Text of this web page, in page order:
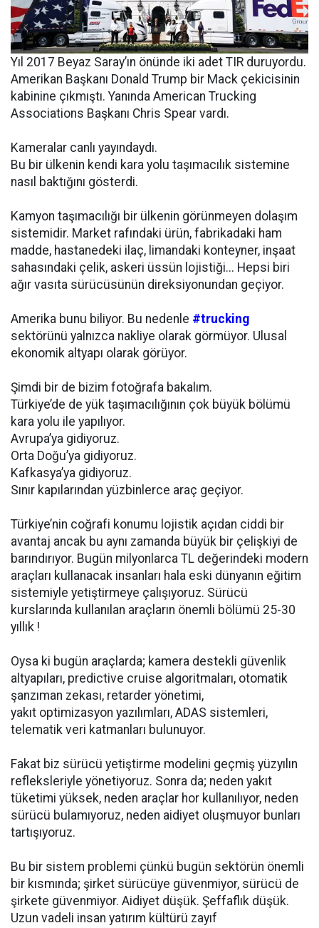
Yıl 2017 Beyaz Saray’ın önünde iki adet TIR duruyordu.
Amerikan Başkanı Donald Trump bir Mack çekicisinin
kabinine çıkmıştı. Yanında American Trucking
Associations Başkanı Chris Spear vardı.
Kameralar canlı yayındaydı.
Bu bir ülkenin kendi kara yolu taşımacılık sistemine
nasıl baktığını gösterdi.
Kamyon taşımacılığı bir ülkenin görünmeyen dolaşım
sistemidir. Market rafındaki ürün, fabrikadaki ham
madde, hastanedeki ilaç, limandaki konteyner, inşaat
sahasındaki çelik, askeri üssün lojistiği... Hepsi biri
ağır vasıta sürücüsünün direksiyonundan geçiyor.
Amerika bunu biliyor. Bu nedenle #trucking
sektörünü yalnızca nakliye olarak görmüyor. Ulusal
ekonomik altyapı olarak görüyor.
Şimdi bir de bizim fotoğrafa bakalım.
Türkiye’de de yük taşımacılığının çok büyük bölümü
kara yolu ile yapılıyor.
Avrupa’ya gidiyoruz.
Orta Doğu’ya gidiyoruz.
Kafkasya’ya gidiyoruz.
Sınır kapılarından yüzbinlerce araç geçiyor.
Türkiye’nin coğrafi konumu lojistik açıdan ciddi bir
avantaj ancak bu aynı zamanda büyük bir çelişkiyi de
barındırıyor. Bugün milyonlarca TL değerindeki modern
araçları kullanacak insanları hala eski dünyanın eğitim
sistemiyle yetiştirmeye çalışıyoruz. Sürücü
kurslarında kullanılan araçların önemli bölümü 25-30
yıllık !
Oysa ki bugün araçlarda; kamera destekli güvenlik
altyapıları, predictive cruise algoritmaları, otomatik
şanzıman zekası, retarder yönetimi,
yakıt optimizasyon yazılımları, ADAS sistemleri,
telematik veri katmanları bulunuyor.
Fakat biz sürücü yetiştirme modelini geçmiş yüzyılın
refleksleriyle yönetiyoruz. Sonra da; neden yakıt
tüketimi yüksek, neden araçlar hor kullanılıyor, neden
sürücü bulamıyoruz, neden aidiyet oluşmuyor bunları
tartışıyoruz.
Bu bir sistem problemi çünkü bugün sektörün önemli
bir kısmında; şirket sürücüye güvenmiyor, sürücü de
şirkete güvenmiyor. Aidiyet düşük. Şeffaflık düşük.
Uzun vadeli insan yatırım kültürü zayıf